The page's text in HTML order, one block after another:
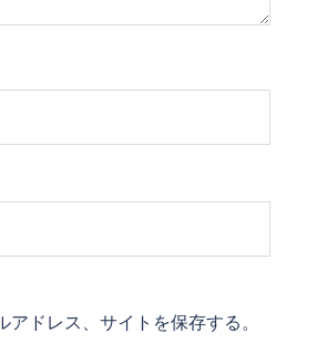
ドレス、サイトを保存する。